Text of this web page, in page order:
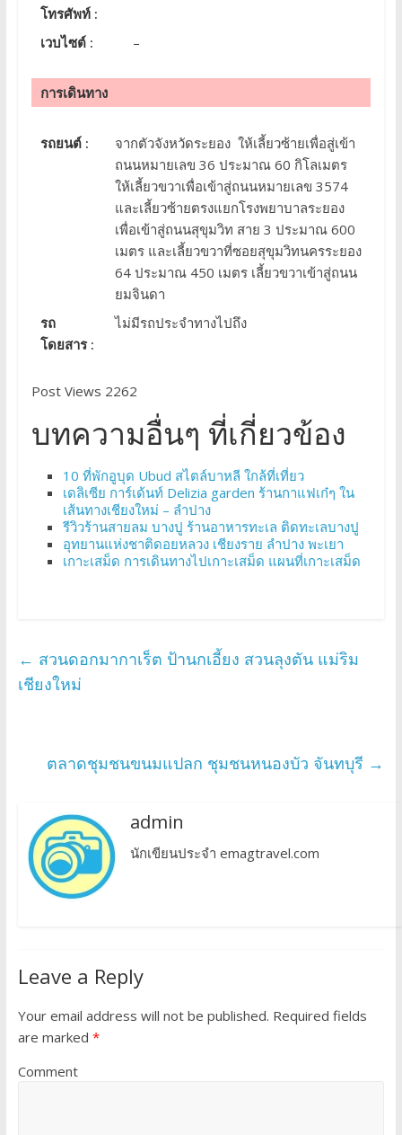
โทรศัพท์ :
เวบไซต์ : –
การเดินทาง
รถยนต์ :
จากตัวจังหวัดระยอง ให้เลี้ยวซ้ายเพื่อสู่เข้า
ถนนหมายเลข 36 ประมาณ 60 กิโลเมตร
ให้เลี้ยวขวาเพื่อเข้าสู่ถนนหมายเลข 3574
และเลี้ยวซ้ายตรงแยกโรงพยาบาลระยอง
เพื่อเข้าสู่ถนนสุขุมวิท สาย 3 ประมาณ 600
เมตร และเลี้ยวขวาที่ซอยสุขุมวิทนครระยอง
64 ประมาณ 450 เมตร เลี้ยวขวาเข้าสู่ถนน
ยมจินดา
รถ
โดยสาร :
ไม่มีรถประจำทางไปถึง
Post Views 2262
บทความอื่นๆ ที่เกี่ยวข้อง
10 ที่พักอูบุด Ubud สไตล์บาหลี ใกล้ที่เที่ยว
เดลิเซีย การ์เด้นท์ Delizia garden ร้านกาแฟเก๋ๆ ใน
เส้นทางเชียงใหม่ – ลำปาง
รีวิวร้านสายลม บางปู ร้านอาหารทะเล ติดทะเลบางปู
อุทยานแห่งชาติดอยหลวง เชียงราย ลำปาง พะเยา
เกาะเสม็ด การเดินทางไปเกาะเสม็ด แผนที่เกาะเสม็ด
← สวนดอกมากาเร็ต ป้านกเอี้ยง สวนลุงตัน แม่ริม
เชียงใหม่
ตลาดชุมชนขนมแปลก ชุมชนหนองบัว จันทบุรี →
admin
นักเขียนประจำ emagtravel.com
Leave a Reply
Your email address will not be published. Required fields
are marked *
Comment